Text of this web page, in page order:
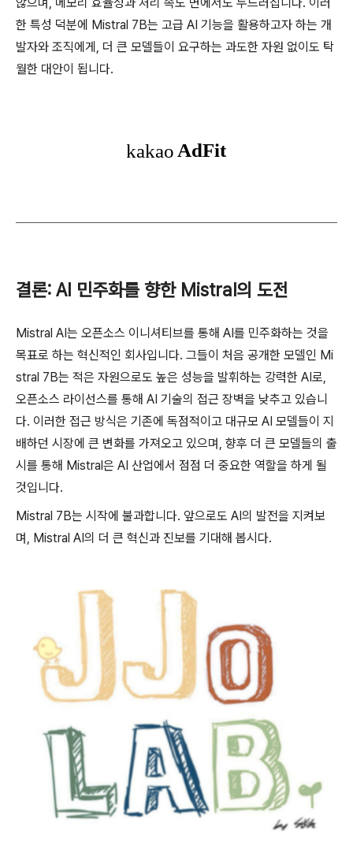
한 특성 덕분에 Mistral 7B는 고급 AI 기능을 활용하고자 하는 개
발자와 조직에게, 더 큰 모델들이 요구하는 과도한 자원 없이도 탁
월한 대안이 됩니다.
결론: AI 민주화를 향한 Mistral의 도전
Mistral AI는 오픈소스 이니셔티브를 통해 AI를 민주화하는 것을
목표로 하는 혁신적인 회사입니다. 그들이 처음 공개한 모델인 Mi
stral 7B는 적은 자원으로도 높은 성능을 발휘하는 강력한 AI로,
오픈소스 라이선스를 통해 AI 기술의 접근 장벽을 낮추고 있습니
다. 이러한 접근 방식은 기존에 독점적이고 대규모 AI 모델들이 지
배하던 시장에 큰 변화를 가져오고 있으며, 향후 더 큰 모델들의 출
시를 통해 Mistral은 AI 산업에서 점점 더 중요한 역할을 하게 될
것입니다.
Mistral 7B는 시작에 불과합니다. 앞으로도 AI의 발전을 지켜보
며, Mistral AI의 더 큰 혁신과 진보를 기대해 봅시다.